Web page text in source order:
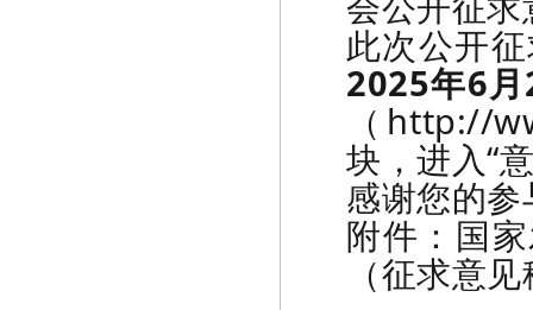
此次公开
2025年6
（http://
块，进入“
感谢您的
附件：国
（征求意